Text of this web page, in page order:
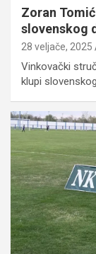
Zoran
slovenskog
28 veljače, 2025
Vinkovački
klupi